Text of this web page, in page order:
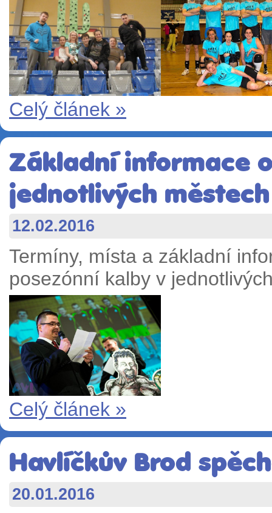
Celý článek »
Základní informace
jednotlivých městech
12.02.2016
Termíny, místa a základní
posezónní kalby v
Celý článek »
Havlíčkův Brod
20.01.2016